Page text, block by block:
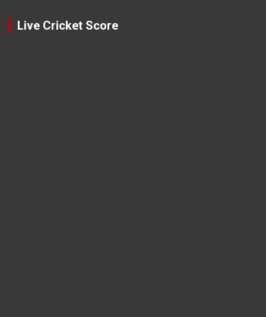
Live Cricket Score